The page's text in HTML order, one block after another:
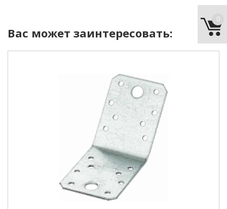
Вас может заинтересовать:
перфорированный
равносторонний
0